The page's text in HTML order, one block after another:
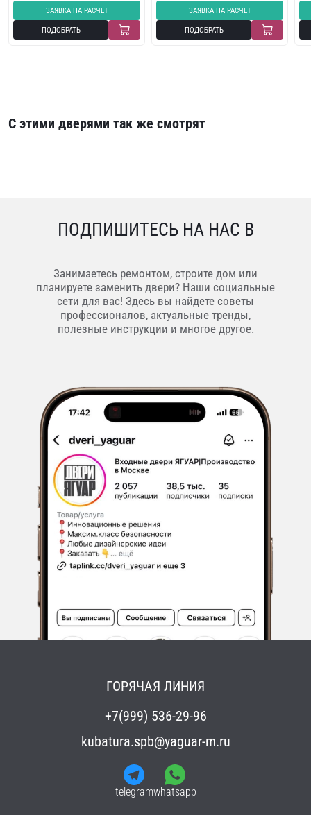
ЗАЯВКА НА РАСЧЕТ
ПОДОБРАТЬ
ЗАЯВКА НА РАСЧЕТ
ПОДОБРАТЬ
С этими дверями так же смотрят
ПОДПИШИТЕСЬ НА НАС В
Занимаетесь ремонтом, строите дом или
планируете заменить двери? Наши социальные
сети для вас! Здесь вы найдете советы
профессионалов, актуальные тренды,
полезные инструкции и многое другое.
ГОРЯЧАЯ ЛИНИЯ
+7(999) 536-29-96
kubatura.spb@yaguar-m.ru
telegramwhatsapp